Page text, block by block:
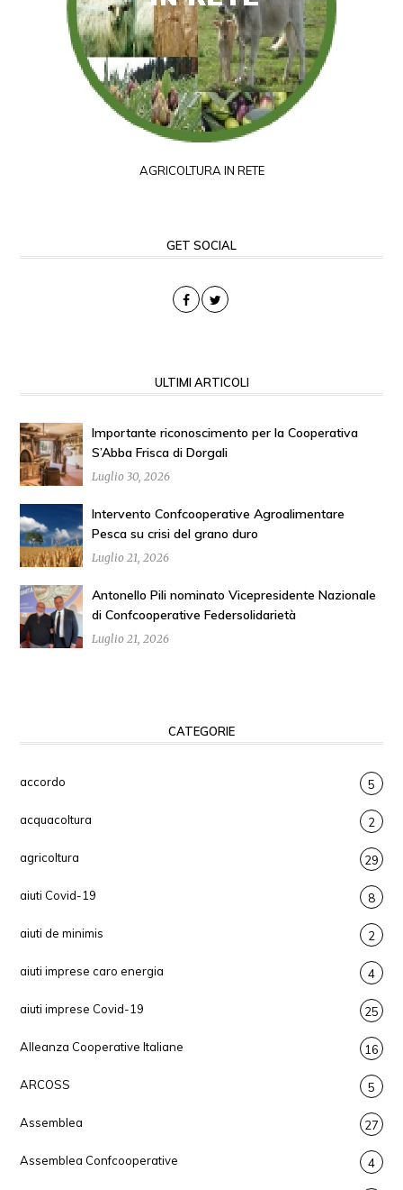
AGRICOLTURA IN RETE
GET SOCIAL
ULTIMI ARTICOLI
Importante riconoscimento per la Cooperativa
S’Abba Frisca di Dorgali
Luglio 30, 2026
Intervento Confcooperative Agroalimentare
Pesca su crisi del grano duro
Luglio 21, 2026
Antonello Pili nominato Vicepresidente Nazionale
di Confcooperative Federsolidarietà
Luglio 21, 2026
CATEGORIE
accordo 5
acquacoltura 2
agricoltura 29
aiuti Covid-19 8
aiuti de minimis 2
aiuti imprese caro energia 4
aiuti imprese Covid-19 25
Alleanza Cooperative Italiane 16
ARCOSS 5
Assemblea 27
Assemblea Confcooperative 4